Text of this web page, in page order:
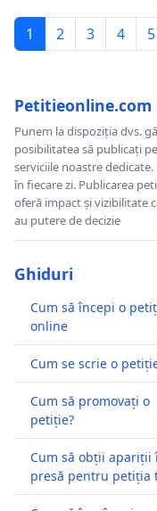
1 2 3 4 5
Petitieonline.com
Punem la dispoziția dvs.
posibilitatea să publicați
serviciile noastre
în fiecare zi. Publicarea
oferă impact și vizibilitate
au putere de decizie
Ghiduri
Cum să începi o
online
Cum se scrie o
Cum să promovați o
petiție?
Cum să obții apariții
presă pentru petiția